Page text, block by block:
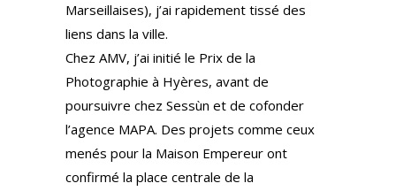
Marseillaises), j’ai rapidement tissé des
liens dans la ville.
Chez AMV, j’ai initié le Prix de la
Photographie à Hyères, avant de
poursuivre chez Sessùn et de cofonder
l’agence MAPA. Des projets comme ceux
menés pour la Maison Empereur ont
confirmé la place centrale de la